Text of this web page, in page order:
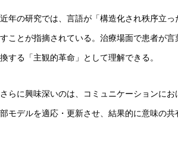
近年の研究では、言語が「構造化され秩序立
すことが指摘されている。治療場面で患者が
換する「主観的革命」として理解できる。
さらに興味深いのは、コミュニケーションに
部モデルを適応・更新させ、結果的に意味の